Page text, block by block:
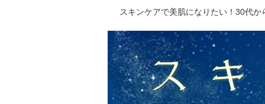
スキンケアで美肌になりたい！30代